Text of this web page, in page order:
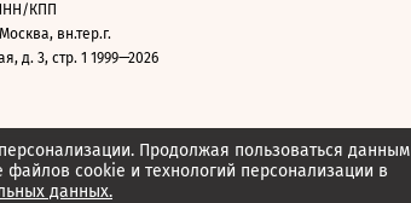
Продолжая пользоваться данным
файлов cookie и технологий персонализации в
данных.
КПП
Москва, вн.тер.г.
д. 3, стр. 1 1999—2026